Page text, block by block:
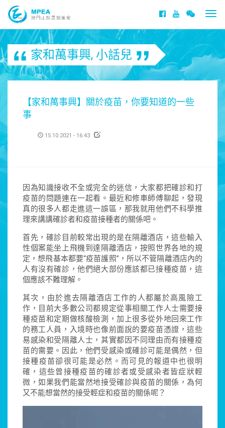
家和萬事興, 小話兒
【家和萬事興】關於疫苗，你要知道的一些
事
15.10.2021 - 16:43
因為知識接收不全或完全的迷信，大家都把確診和打
疫苗的問題連在一起看。最近和修車師傅聊起，發現
真的很多人都走進這一誤區，那我就用他們不科學推
理來講講確診者和疫苗接種者的關係吧。
首先，確診目前較常出現的是在隔離酒店，這些輸入
性個案能坐上飛機到達隔離酒店，按照世界各地的規
定，想飛基本都要“疫苗護照”，所以不管隔離酒店內的
人有沒有確診，他們絕大部份應該都已接種疫苗，這
個應該不難理解。
其次，由於進去隔離酒店工作的人都屬於高風險工
作，目前大多數公司都規定從事相關工作人士需要接
種疫苗和定期做核酸檢測，加上很多從外地回來工作
的務工人員，入境時也像前面說的要疫苗憑證，這些
易感染和受隔離人士，其實都因不同理由而有接種疫
苗的需要。因此，他們受感染或確診可能是偶然，但
接種疫苗卻很可能是必然。而可見的報道中也很明
確，這些曾接種疫苗的確診者或受感染者皆症狀輕
微，如果我們能當然地接受確診與疫苗的關係，為何
又不能想當然的接受輕症和疫苗的關係呢？